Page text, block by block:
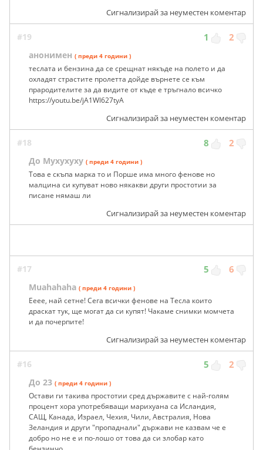
Сигнализирай за неуместен коментар
#19 1 2
анонимен ( преди 4 години )
теслата и бензина да се срещнат някъде на полето и да
охладят страстите пролетта дойде върнете се към
прародителите за да видите от къде е тръгнало всичко
https://youtu.be/jA1Wl627tyA
Сигнализирай за неуместен коментар
#18 8 2
До Мухухуху ( преди 4 години )
Това е скъпа марка то и Порше има много фенове но
малцина си купуват ново някакви други простотии за
писане нямаш ли
Сигнализирай за неуместен коментар
#17 5 6
Muahahaha ( преди 4 години )
Ееее, най сетне! Сега всички фенове на Тесла които
драскат тук, ще могат да си купят! Чакаме снимки момчета
и да почерпите!
Сигнализирай за неуместен коментар
#16 5 2
До 23 ( преди 4 години )
Остави ги такива простотии сред държавите с най-голям
процент хора употребяващи марихуана са Исландия,
САЩ, Канада, Израел, Чехия, Чили, Австралия, Нова
Зеландия и други "пропаднали" държави не казвам че е
добро но не е и по-лошо от това да си злобар като